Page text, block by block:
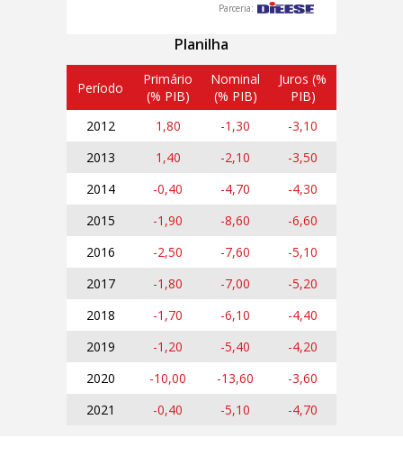
Parceria:
Planilha
Período
Primário
(% PIB)
Nominal
(% PIB)
Juros (%
PIB)
2012
1,80 -1,30
-3,10
2013
1,40 -2,10
-3,50
2014
-0,40 -4,70
-4,30
2015
-1,90 -8,60
-6,60
2016
-2,50 -7,60
-5,10
2017
-1,80 -7,00
-5,20
2018
-1,70 -6,10
-4,40
2019
-1,20 -5,40
-4,20
2020
-10,00 -13,60
-3,60
2021
-0,40 -5,10 -4,70